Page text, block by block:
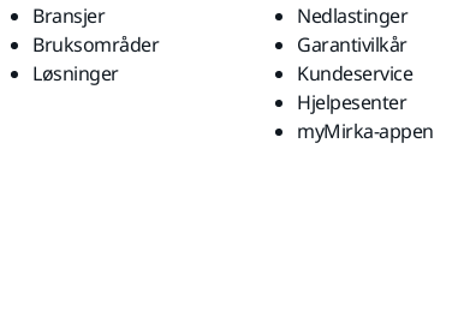
Bransjer
Bruksområder
Løsninger
Nedlastinger
Garantivilkår
Kundeservice
Hjelpesenter
myMirka-appen